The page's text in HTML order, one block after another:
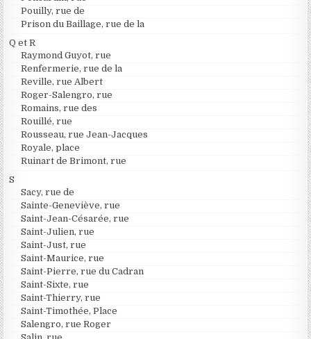
Pouilly, rue de
Prison du Baillage, rue de la
Q et R
Raymond Guyot, rue
Renfermerie, rue de la
Reville, rue Albert
Roger-Salengro, rue
Romains, rue des
Rouillé, rue
Rousseau, rue Jean-Jacques
Royale, place
Ruinart de Brimont, rue
S
Sacy, rue de
Sainte-Geneviève, rue
Saint-Jean-Césarée, rue
Saint-Julien, rue
Saint-Just, rue
Saint-Maurice, rue
Saint-Pierre, rue du Cadran
Saint-Sixte, rue
Saint-Thierry, rue
Saint-Timothée, Place
Salengro, rue Roger